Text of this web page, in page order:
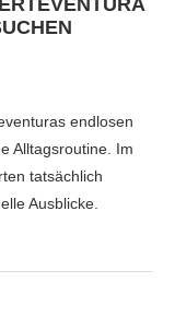
endlosen
Alltagsroutine. Im
tatsächlich
Ausblicke.